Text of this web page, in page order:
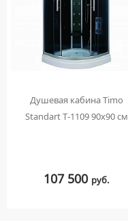
Душевая кабина Timo
Standart T-1109 90x90 см
107 500 руб.